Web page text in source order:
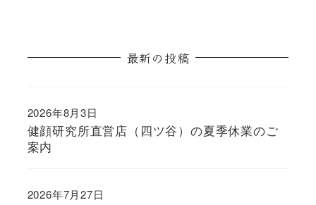
最新の投稿
健顔研究所直営店（四ツ谷）の夏季休業のご
案内
2026年8月3日
2026年7月27日